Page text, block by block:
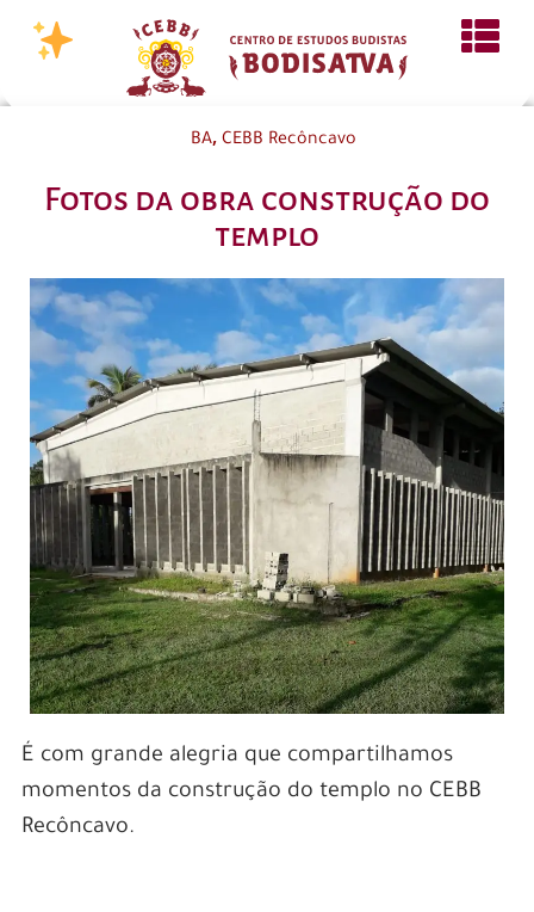
BA, CEBB Recôncavo
Fotos da obra construção do
templo
É com grande alegria que compartilhamos
momentos da construção do templo no CEBB
Recôncavo.